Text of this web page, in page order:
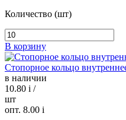
Количество (шт)
В корзину
Стопорное кольцо
в наличии
10.80 i /
шт
опт. 8.00 i